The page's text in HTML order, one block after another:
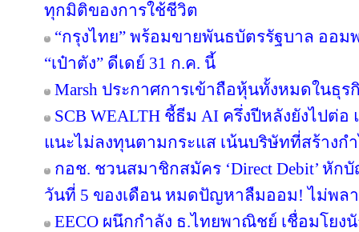
ทุกมิติของการใช้ชีวิต
“กรุงไทย” พร้อมขายพันธบัตรรัฐบาล ออ
“เป๋าตัง” ดีเดย์ 31 ก.ค. นี้
Marsh ประกาศการเข้าถือหุ้นทั้งหมดในธุร
SCB WEALTH ชี้ธีม AI ครึ่งปีหลังยังไปต่
แนะไม่ลงทุนตามกระแส เน้นบริษัทที่สร้างก
กอช. ชวนสมาชิกสมัคร ‘Direct Debit’ หั
วันที่ 5 ของเดือน หมดปัญหาลืมออม! ไม่พล
EECO ผนึกกำลัง ธ.ไทยพาณิชย์ เชื่อมโยง